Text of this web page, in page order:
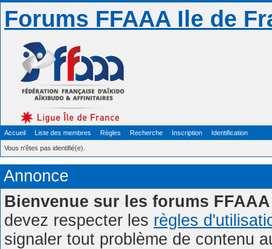
Forums FFAAA Ile de
Accueil Liste des membres Règles Recherche Inscription Identification
Vous n'êtes pas identifié(e).
Annonce
Bienvenue sur les forums FFAAA
devez respecter les règles
signaler tout problème de contenu